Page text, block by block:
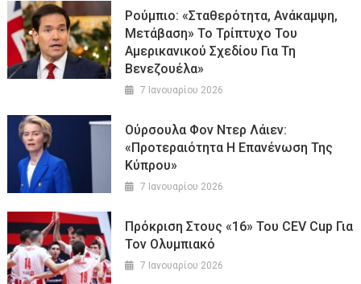
Ρούμπιο: «Σταθερότητα, Ανάκαμψη,
Μετάβαση» Το Τρίπτυχο Του
Αμερικανικού Σχεδίου Για Τη
Βενεζουέλα»
7 Ιανουαρίου 2026
Ούρσουλα Φον Ντερ Λάιεν:
«Προτεραιότητα Η Επανένωση Της
Κύπρου»
7 Ιανουαρίου 2026
Πρόκριση Στους «16» Του CEV Cup Για
Τον Ολυμπιακό
7 Ιανουαρίου 2026